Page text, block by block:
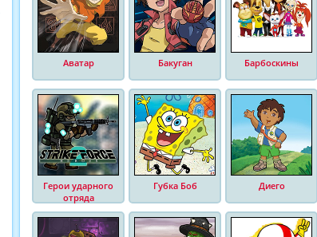
Аватар Бакуган Барбоскины
Герои ударного
отряда
Губка Боб Диего